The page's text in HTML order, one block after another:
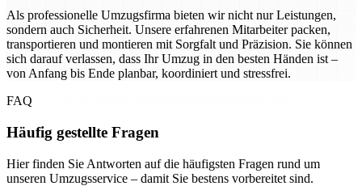
Als professionelle Umzugsfirma bieten wir nicht nur Leistungen,
sondern auch Sicherheit. Unsere erfahrenen Mitarbeiter packen,
transportieren und montieren mit Sorgfalt und Präzision. Sie können
sich darauf verlassen, dass Ihr Umzug in den besten Händen ist –
von Anfang bis Ende planbar, koordiniert und stressfrei.
FAQ
Häufig gestellte Fragen
Hier finden Sie Antworten auf die häufigsten Fragen rund um
unseren Umzugsservice – damit Sie bestens vorbereitet sind.